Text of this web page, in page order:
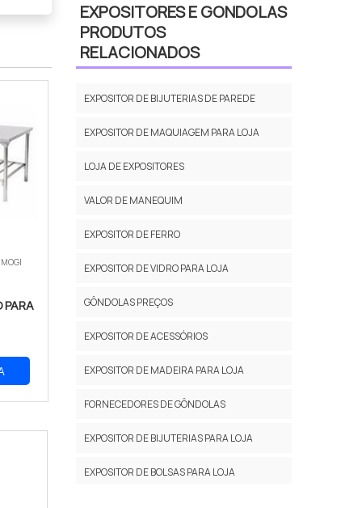
PARA
EXPOSITORES E GONDOLAS
PRODUTOS
RELACIONADOS
EXPOSITOR DE BIJUTERIAS DE PAREDE
EXPOSITOR DE MAQUIAGEM PARA LOJA
LOJA DE EXPOSITORES
VALOR DE MANEQUIM
EXPOSITOR DE FERRO
EXPOSITOR DE VIDRO PARA LOJA
GÔNDOLAS PREÇOS
EXPOSITOR DE ACESSÓRIOS
EXPOSITOR DE MADEIRA PARA LOJA
FORNECEDORES DE GÔNDOLAS
EXPOSITOR DE BIJUTERIAS PARA LOJA
EXPOSITOR DE BOLSAS PARA LOJA